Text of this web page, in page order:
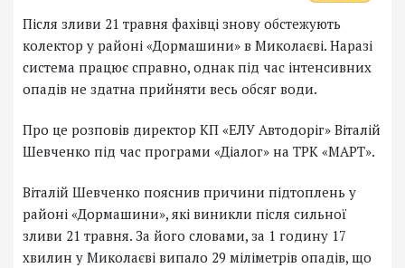
Після зливи 21 травня фахівці знову обстежують
колектор у районі «Дормашини» в Миколаєві. Наразі
система працює справно, однак під час інтенсивних
опадів не здатна прийняти весь обсяг води.
Про це розповів директор КП «ЕЛУ Автодоріг» Віталій
Шевченко під час програми «Діалог» на ТРК «МАРТ».
Віталій Шевченко пояснив причини підтоплень у
районі «Дормашини», які виникли після сильної
зливи 21 травня. За його словами, за 1 годину 17
хвилин у Миколаєві випало 29 міліметрів опадів, що